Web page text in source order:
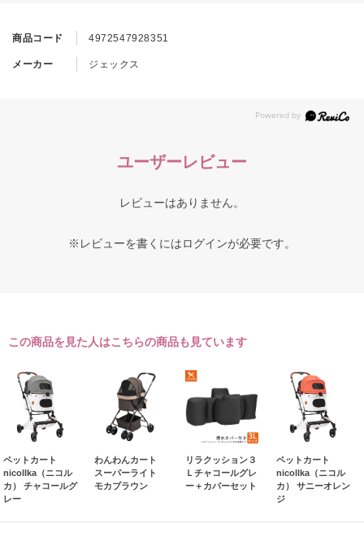
商品コード 4972547928351
メーカー ジェックス
ユーザーレビュー
レビューはありません。
※レビューを書くにはログインが必要です。
この商品を見た人はこちらの商品も見ています
ペットカート
nicollka（ニコル
カ） チャコールグ
レー
わんわんカート
スーパーライト
モカブラウン
リラクッション３
Ｌチャコールグレ
ー＋カバーセット
ペットカート
nicollka（ニコル
カ） サニーオレン
ジ